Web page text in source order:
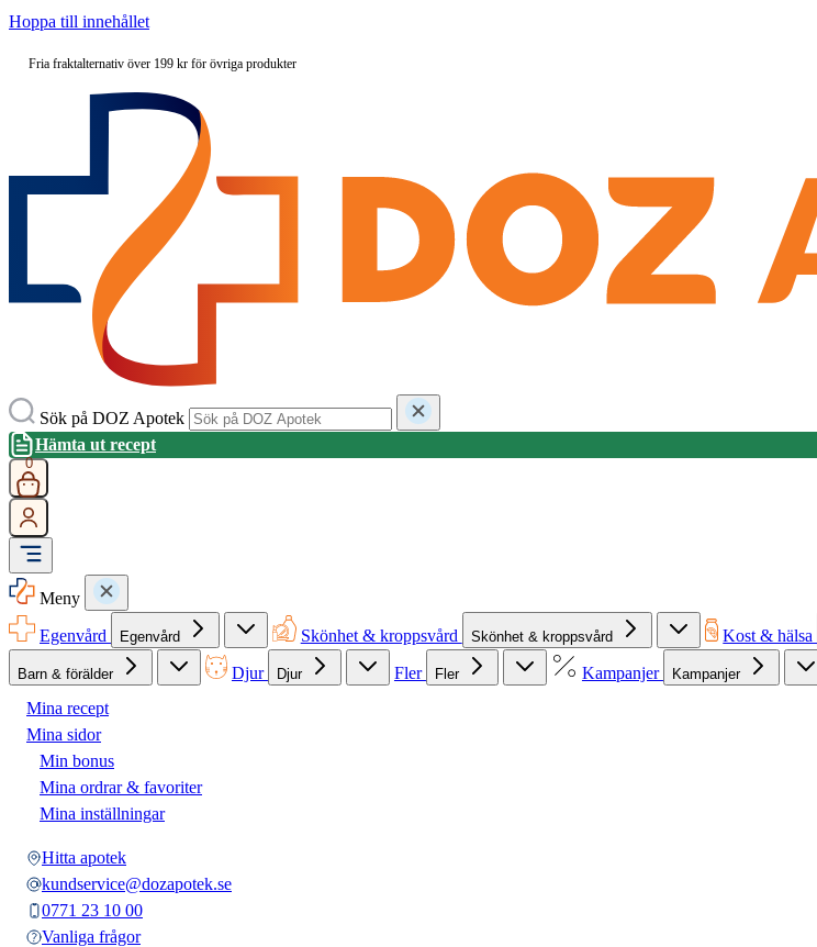
Hoppa till innehållet
Fria fraktalternativ över 199 kr för övriga produkter
Sök på DOZ Apotek
Hämta ut recept
0
Meny
Egenvård
Egenvård Skönhet & kroppsvård Skönhet & kroppsvård Kost & hälsa
Barn & förälder Djur Djur Fler Fler Kampanjer Kampanjer
Mina recept
Mina sidor
Min bonus
Mina ordrar & favoriter
Mina inställningar
Hitta apotek
kundservice@dozapotek.se
0771 23 10 00
Vanliga frågor